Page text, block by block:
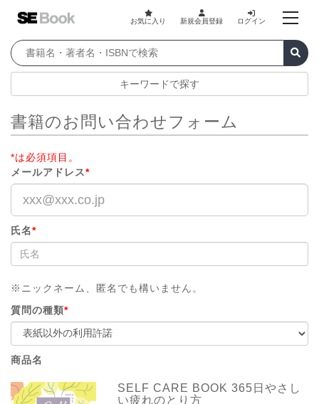
お気に入り 新規会員登録 ログイン
キーワードで探す
書籍のお問い合わせフォーム
*は必須項目。
メールアドレス*
氏名*
※ニックネーム、匿名でも構いません。
質問の種類*
商品名
SELF CARE BOOK 365日やさし
い疲れのとり方